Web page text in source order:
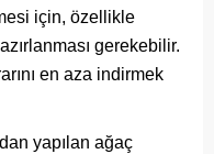
için, özellikle
gerekebilir.
en aza indirmek
yapılan ağaç